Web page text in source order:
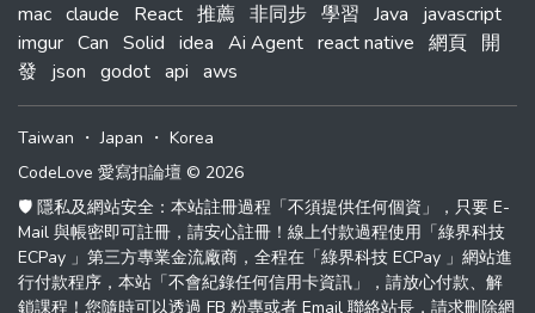
mac claude React 推薦 非同步 學習 Java
javascript
imgur Can Solid idea Ai Agent react native 網頁 開
發
json godot api aws
Taiwan ・Japan ・ Korea
CodeLove 愛寫扣論壇 © 2026
🛡️ 隱私及網站安全：本站註冊過程「不須提供任何個資」，只要 E-
Mail 與帳密即可註冊，請安心註冊！線上付款過程使用「綠界科技
ECPay 」第三方專業金流廠商，全程在「綠界科技 ECPay 」網站進
行付款程序，本站「不會紀錄任何信用卡資訊」，請放心付款、解
鎖課程！您隨時可以透過 FB 粉專或者 Email 聯絡站長，請求刪除網